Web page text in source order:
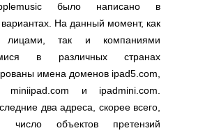
было написано в
На данный момент, как
лицами, так и компаниями
в различных странах
имена доменов ipad5.com,
miniipad.com и ipadmini.com.
два адреса, скорее всего,
число объектов претензий